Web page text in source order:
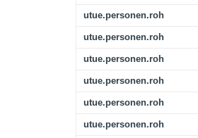
utue.personen.roh
utue.personen.roh
utue.personen.roh
utue.personen.roh
utue.personen.roh
utue.personen.roh